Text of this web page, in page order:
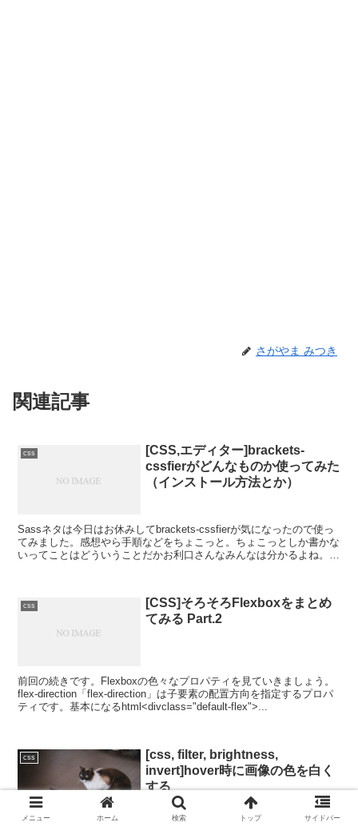
さがやま みつき
関連記事
css
[CSS,エディター]brackets-
cssfierがどんなものか使ってみた
（インストール方法とか）
Sassネタは今日はお休みしてbrackets-cssfierが気になったので使っ
てみました。感想やら手順などをちょこっと。ちょこっとしか書かな
いってことはどういうことだかお利口さんなみんなは分かるよね。ま
css
[CSS]そろそろFlexboxをまとめ
てみる Part.2
前回の続きです。Flexboxの色々なプロパティを見ていきましょう。
flex-direction「flex-direction」は子要素の配置方向を指定するプロパ
ティです。基本になるhtml<divclass="default-flex">...
css
[css, filter, brightness,
invert]hover時に画像の色を白く
する
メニュー ホーム 検索 トップ サイドバー